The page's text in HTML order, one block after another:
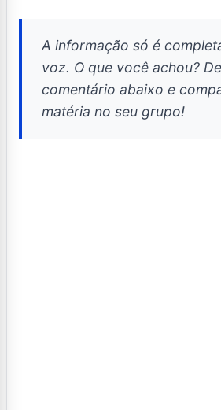
A informação só é
voz. O que você achou?
comentário abaixo e
matéria no seu grupo!